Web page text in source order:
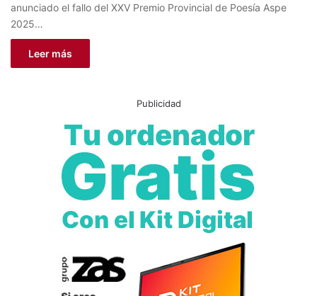
anunciado el fallo del XXV Premio Provincial de Poesía Aspe
2025…
Leer más
Publicidad